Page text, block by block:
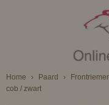
Home › Paard ›
cob / zwart